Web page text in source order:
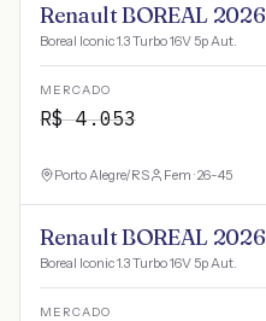
Renault BOREAL 2026
Boreal Iconic 1.3 Turbo 16V 5p Aut.
MERCADO
R$4.053
Porto Alegre/RS Fem · 26-45
Renault BOREAL 2026
Boreal Iconic 1.3 Turbo 16V 5p Aut.
MERCADO